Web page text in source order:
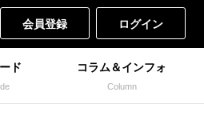
会員登録 ログイン
ド コラム＆インフォ
Column